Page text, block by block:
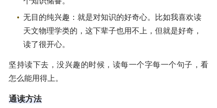
无目的纯兴趣：就是对知识的好奇心。比如我喜欢读
天文物理学类的，这下辈子也用不上，但就是好奇，
读了很开心。
坚持读下去，没兴趣的时候，读每一个字每一个句子，看
怎么能用得上。
通读方法